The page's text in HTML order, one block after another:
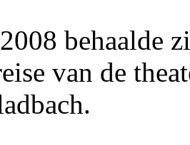
behaalde
van de